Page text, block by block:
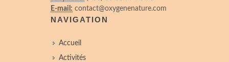
E-mail: contact@oxygenenature.com
NAVIGATION
Accueil
Activités